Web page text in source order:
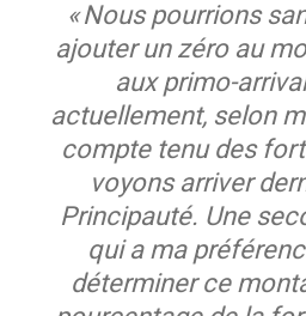
« Nous pourrions
ajouter un zéro au
aux primo-
actuellement, selon
compte tenu des
voyons arriver
Principauté. Une
qui a ma
déterminer ce